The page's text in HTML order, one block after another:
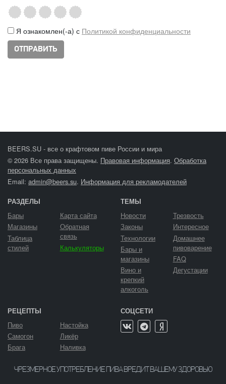
Я ознакомлен(-а) с Политикой конфиденциальности
BEERS.SU - все о крафтовом пиве России и мира
© 2026 Все права защищены. Правовая информация. Обработка
персональных данных
Email: admin@beers.su. Информация для рекламодателей
РАЗДЕЛЫ
Бары
Магазины
Таблица
стилей
Карта сайта
Обратная
связь
Калькуляторы
ТЕМЫ
Новости
Законы
Технологии
Бары и
магазины
Вино и
крепкий
алкоголь
Трезвость
Интересное
Домашнее
пивоварение
FAQ
Дегустации
РЕЦЕПТЫ
Пиво
Самогон
Брага
Настойка
Ликёр
Наливка
СОЦСЕТИ
ЧРЕЗМЕРНОЕ УПОТРЕБЛЕНИЕ ПИВА ВРЕДИТ ВАШЕМУ ЗДОРОВЬЮ